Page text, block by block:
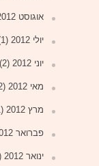
אוגוסט 2012
יולי 2012 (1)
יוני 2012 (2)
מאי 2012 (2)
מרץ 2012 (1)
פברואר 2012
ינואר 2012